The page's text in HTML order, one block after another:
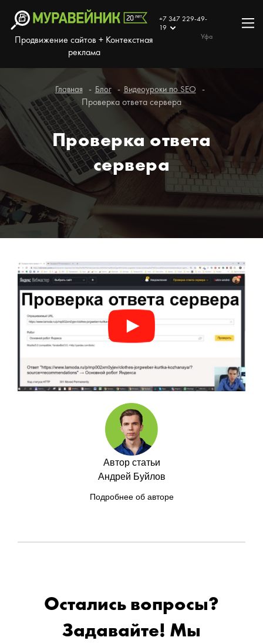
Продвижение сайтов + Контекстная
реклама
+7 347 229-49-
19
Уфа
Главная Блог Видеоуроки по SEO
Проверка ответа сервера
Проверка ответа
сервера
Автор статьи
Андрей Буйлов
Подробнее об авторе
Остались вопросы?
Задавайте! Мы